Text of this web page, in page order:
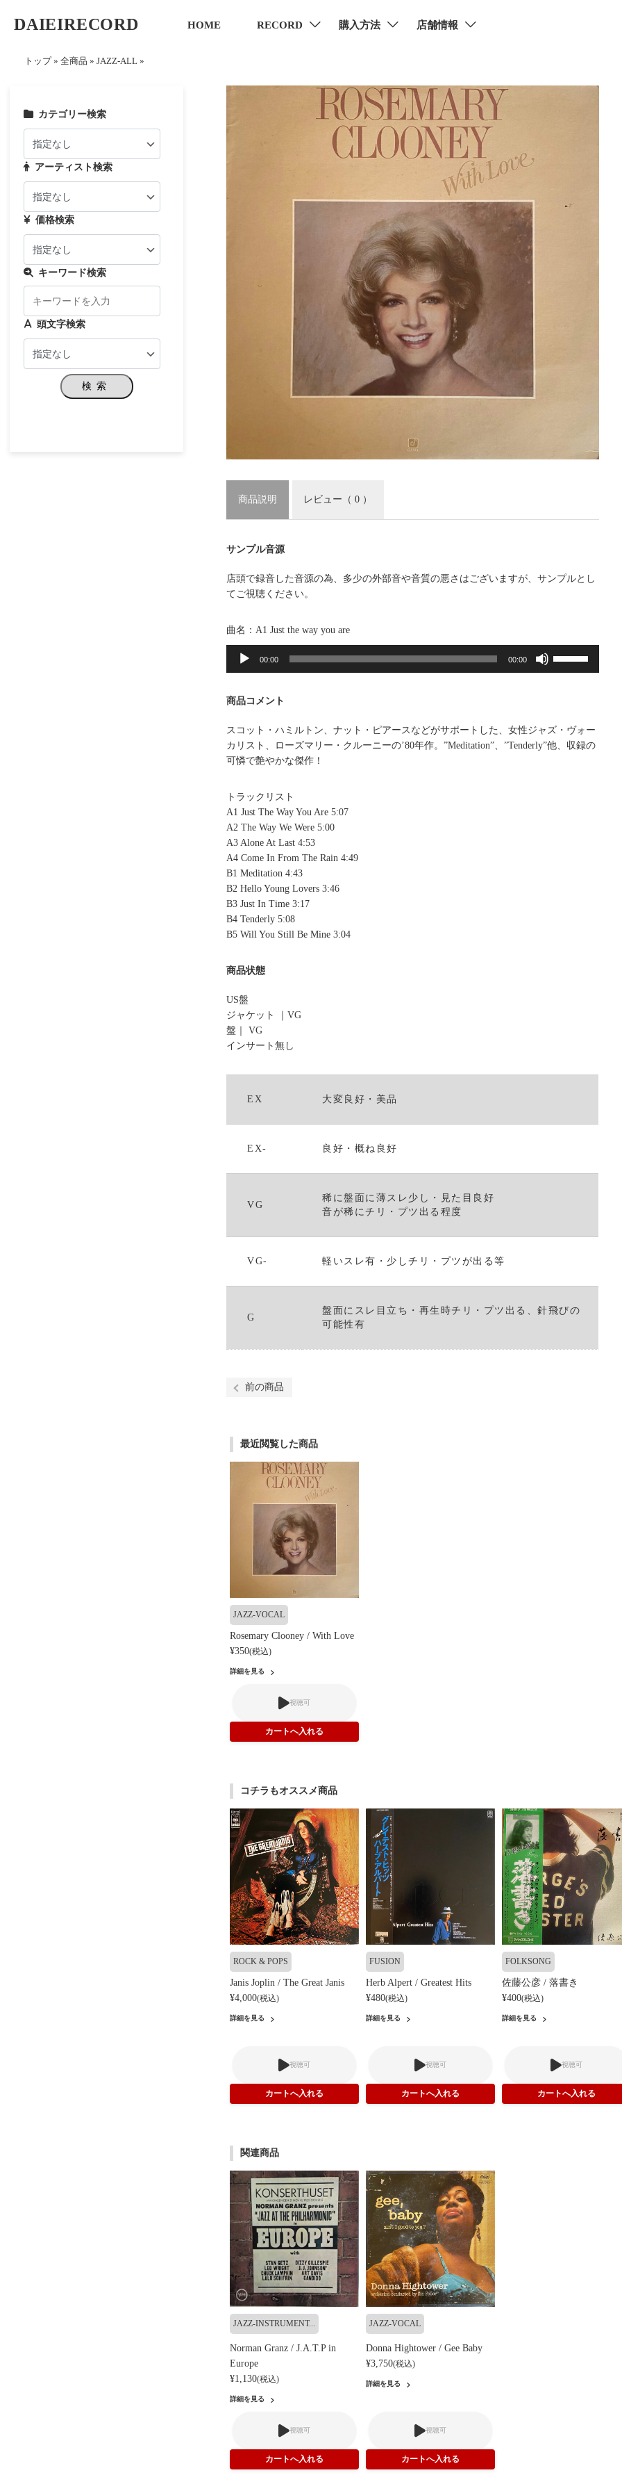
DAIEIRECORD HOME RECORD 購入方法 店舗情報
トップ » 全商品 » JAZZ-ALL »
商品説明 レビュー （ 0 ）
サンプル音源
店頭で録音した音源の為、多少の外部音や音質の悪さはございますが、サンプルとし
てご視聴ください。
曲名：A1 Just the way you are
音
プ
ー
ー
00:00 00:00
調
節
商品コメント
スコット・ハミルトン、ナット・ピアースなどがサポートした、女性ジャズ・ヴォー
カリスト、ローズマリー・クルーニーの’80年作。”Meditation”、”Tenderly”他、収録の
可憐で艶やかな傑作！
トラックリスト
A1 Just The Way You Are 5:07
A2 The Way We Were 5:00
A3 Alone At Last 4:53
A4 Come In From The Rain 4:49
B1 Meditation 4:43
B2 Hello Young Lovers 3:46
B3 Just In Time 3:17
B4 Tenderly 5:08
B5 Will You Still Be Mine 3:04
商品状態
US盤
ジャケット ｜ VG
盤｜ VG
インサート無し
EX 大変良好・美品
EX- 良好・概ね良好
VG
稀に盤面に薄スレ少し・見た目良好
音が稀にチリ・プツ出る程度
VG- 軽いスレ有・少しチリ・プツが出る等
G
盤面にスレ目立ち・再生時チリ・プツ出る、針飛びの
可能性有
前の商品
最近閲覧した商品
JAZZ-VOCAL
Rosemary Clooney / With Love
¥350(税込)
詳細を見る
視聴可
コチラもオススメ商品
ROCK & POPS
Janis Joplin / The Great Janis
¥4,000(税込)
詳細を見る
視聴可
FUSION
Herb Alpert / Greatest Hits
¥480(税込)
詳細を見る
視聴可
FOLKSONG
佐藤公彦 / 落書き
¥400(税込)
詳細を見る
視聴可
関連商品
JAZZ-INSTRUMENT...
Norman Granz / J.A.T.P in
Europe
¥1,130(税込)
詳細を見る
視聴可
JAZZ-VOCAL
Donna Hightower / Gee Baby
¥3,750(税込)
詳細を見る
視聴可
カテゴリー検索
アーティスト検索
価格検索
キーワード検索
頭文字検索
検索